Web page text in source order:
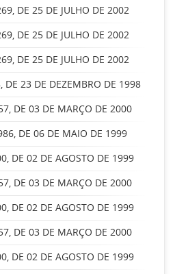
DE 25 DE JULHO DE 2002
DE 25 DE JULHO DE 2002
DE 25 DE JULHO DE 2002
DE 23 DE DEZEMBRO DE 1998
DE 03 DE MARÇO DE 2000
DE 06 DE MAIO DE 1999
DE 02 DE AGOSTO DE 1999
DE 03 DE MARÇO DE 2000
DE 02 DE AGOSTO DE 1999
DE 03 DE MARÇO DE 2000
DE 02 DE AGOSTO DE 1999